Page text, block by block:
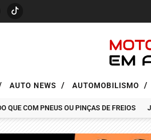
AUTO NEWS / AUTOMOBILISMO /
COM PNEUS OU PINÇAS DE FREIOS